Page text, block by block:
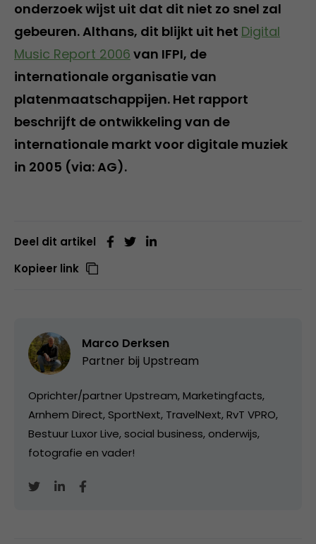
onderzoek wijst uit dat dit niet zo snel zal
gebeuren. Althans, dit blijkt uit het Digital
Music Report 2006 van IFPI, de
internationale organisatie van
platenmaatschappijen. Het rapport
beschrijft de ontwikkeling van de
internationale markt voor digitale muziek
in 2005 (via: AG).
Deel dit artikel
Kopieer link
Marco Derksen
Partner bij Upstream
Oprichter/partner Upstream, Marketingfacts,
Arnhem Direct, SportNext, TravelNext, RvT VPRO,
Bestuur Luxor Live, social business, onderwijs,
fotografie en vader!